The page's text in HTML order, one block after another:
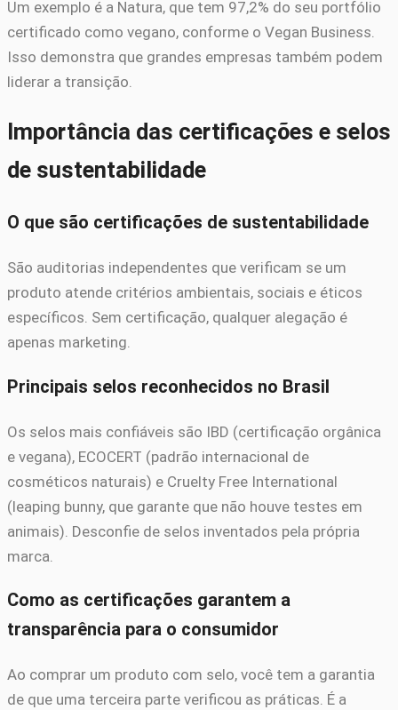
Um exemplo é a Natura, que tem 97,2% do seu portfólio
certificado como vegano, conforme o Vegan Business.
Isso demonstra que grandes empresas também podem
liderar a transição.
Importância das certificações e selos
de sustentabilidade
O que são certificações de sustentabilidade
São auditorias independentes que verificam se um
produto atende critérios ambientais, sociais e éticos
específicos. Sem certificação, qualquer alegação é
apenas marketing.
Principais selos reconhecidos no Brasil
Os selos mais confiáveis são IBD (certificação orgânica
e vegana), ECOCERT (padrão internacional de
cosméticos naturais) e Cruelty Free International
(leaping bunny, que garante que não houve testes em
animais). Desconfie de selos inventados pela própria
marca.
Como as certificações garantem a
transparência para o consumidor
Ao comprar um produto com selo, você tem a garantia
de que uma terceira parte verificou as práticas. É a